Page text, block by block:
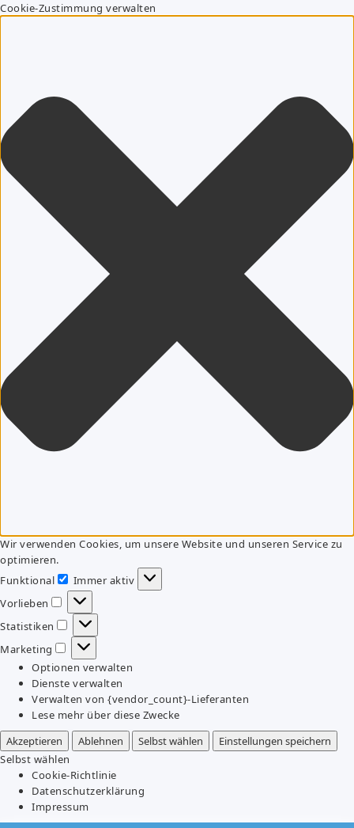
Cookie-Zustimmung verwalten
Wir verwenden Cookies, um unsere Website und unseren Service zu
optimieren.
Funktional
Funktional
Immer aktiv
Vorlieben
Vorlieben
Statistiken
Statistiken
Marketing
Marketing
Optionen verwalten
Dienste verwalten
Verwalten von {vendor_count}-Lieferanten
Lese mehr über diese Zwecke
Akzeptieren
Ablehnen Selbst wählen
Einstellungen speichern
Selbst wählen
Cookie-Richtlinie
Datenschutzerklärung
Impressum